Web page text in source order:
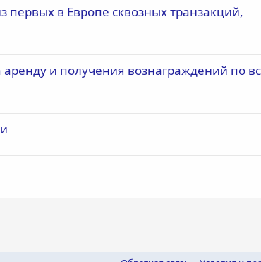
в Европе сквозных транзакций,
и получения вознаграждений по